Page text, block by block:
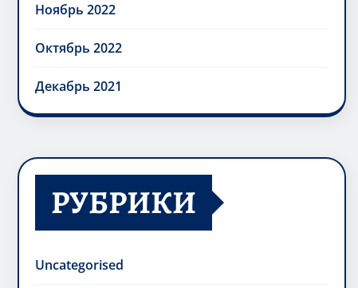
Ноябрь 2022
Октябрь 2022
Декабрь 2021
РУБРИКИ
Uncategorised